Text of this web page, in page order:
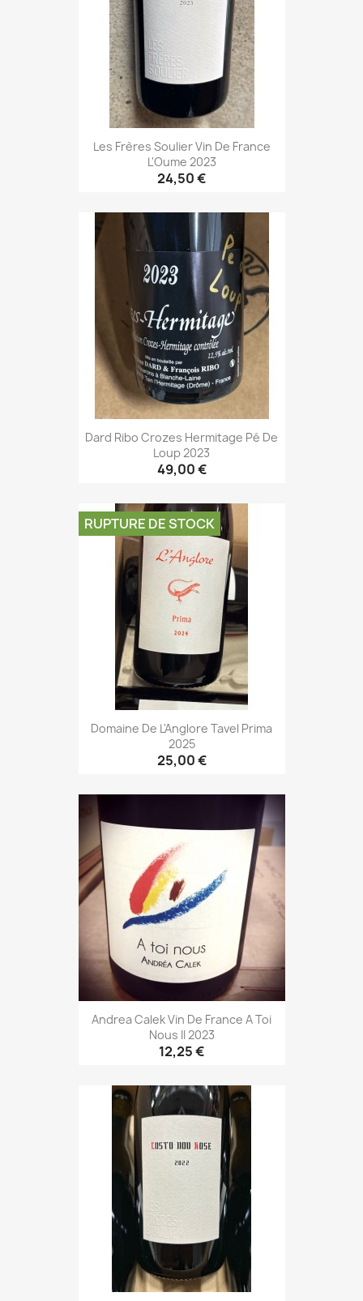
Les Frères Soulier Vin De France
L'Oume 2023
24,50 €
Dard Ribo Crozes Hermitage Pé De
Loup 2023
49,00 €
Domaine De L'Anglore Tavel Prima
2025
25,00 €
RUPTURE DE STOCK
Andrea Calek Vin De France A Toi
Nous II 2023
12,25 €